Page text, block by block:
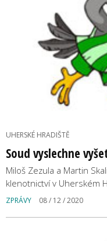
UHERSKÉ HRADIŠTĚ
Soud vyslechne
Miloš Zezula a Martin
klenotnictví v Uherském
ZPRÁVY 08 / 12 / 2020